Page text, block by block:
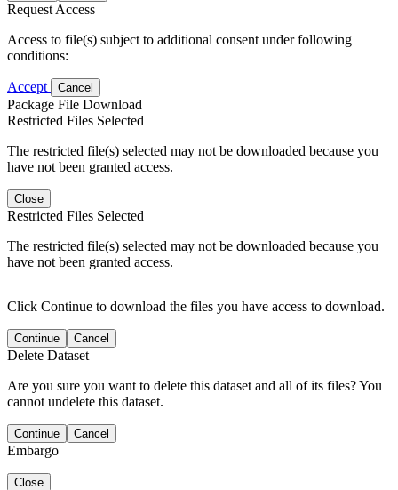
Request Access
Access to file(s) subject to additional consent under following
conditions:
Accept Cancel
Package File Download
Restricted Files Selected
The restricted file(s) selected may not be downloaded because you
have not been granted access.
Close
Restricted Files Selected
The restricted file(s) selected may not be downloaded because you
have not been granted access.
Click Continue to download the files you have access to download.
Continue Cancel
Delete Dataset
Are you sure you want to delete this dataset and all of its files? You
cannot undelete this dataset.
Continue Cancel
Embargo
Close